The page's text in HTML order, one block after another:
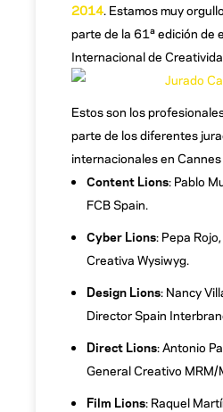
2014. Estamos muy
parte de la 61ª edición de
Internacional de
Estos son los
parte de los diferentes
internacionales en
Content Lions: Pablo
FCB Spain.
Cyber Lions: Pepa
Creativa Wysiwyg.
Design Lions: Nancy
Director Spain
Direct Lions: Antonio
General Creativo MRM/
Film Lions: Raquel